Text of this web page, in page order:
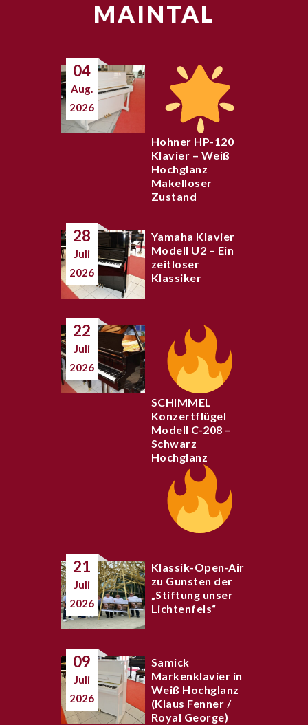
MAINTAL
04
Aug.
2026
Hohner HP-120
Klavier – Weiß
Hochglanz
Makelloser
Zustand
28
Juli
2026
Yamaha Klavier
Modell U2 – Ein
zeitloser
Klassiker
22
Juli
2026
SCHIMMEL
Konzertflügel
Modell C-208 –
Schwarz
Hochglanz
21
Juli
2026
Klassik-Open-Air
zu Gunsten der
„Stiftung unser
Lichtenfels“
09
Juli
2026
Samick
Markenklavier in
Weiß Hochglanz
(Klaus Fenner /
Royal George)